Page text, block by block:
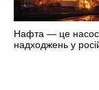
Нафта — це
надходжень у